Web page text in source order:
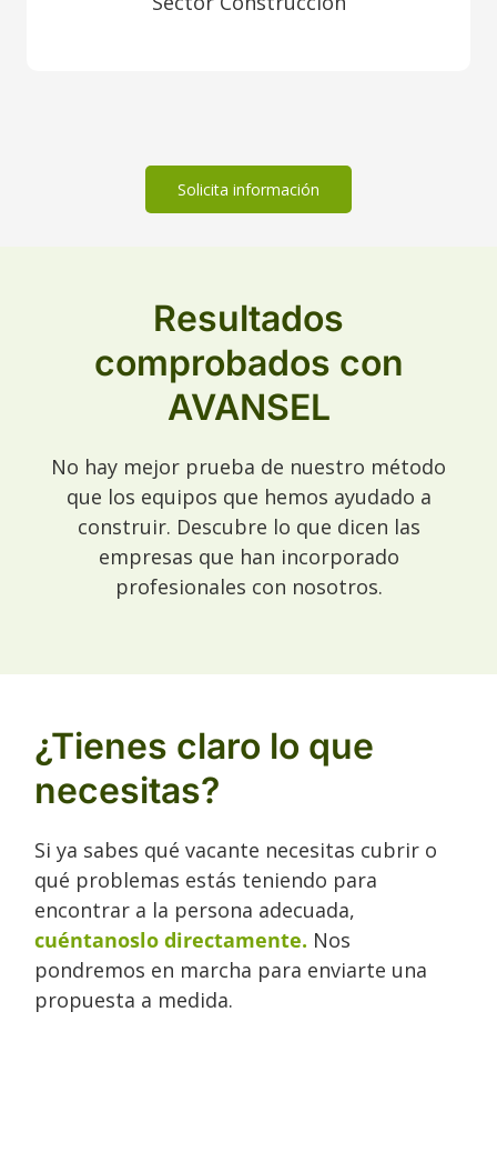
Solicita información
Resultados
comprobados con
AVANSEL
No hay mejor prueba de nuestro método
que los equipos que hemos ayudado a
construir. Descubre lo que dicen las
empresas que han incorporado
profesionales con nosotros.
¿Tienes claro lo que
necesitas?
Si ya sabes qué vacante necesitas cubrir o
qué problemas estás teniendo para
encontrar a la persona adecuada,
cuéntanoslo directamente. Nos
pondremos en marcha para enviarte una
propuesta a medida.